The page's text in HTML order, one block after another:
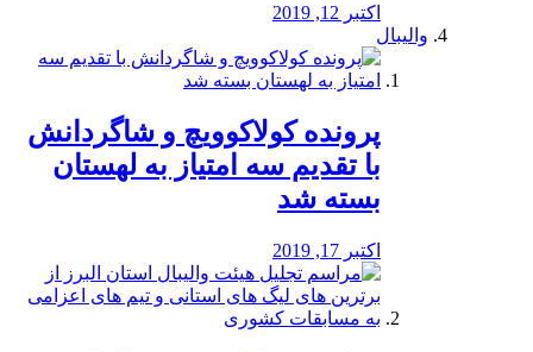
اکتبر 12, 2019
والیبال
پرونده کولاکوویچ و شاگردانش
با تقدیم سه امتیاز به لهستان
بسته شد
اکتبر 17, 2019